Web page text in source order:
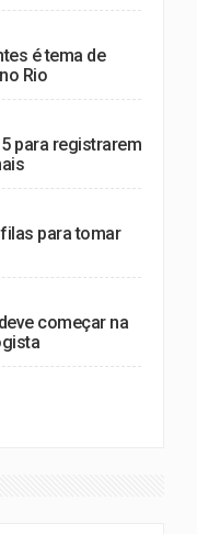
é tema de
Rio
para registrarem
para tomar
começar na